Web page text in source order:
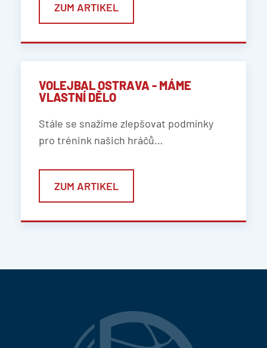
ZUM ARTIKEL
VOLEJBAL OSTRAVA - MÁME
VLASTNÍ DĚLO
Stále se snažíme zlepšovat podmínky
pro trénink našich hráčů…
ZUM ARTIKEL